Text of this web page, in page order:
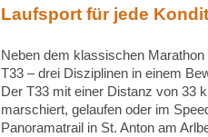
Laufsport für jede
Neben dem klassischen
T33 – drei Disziplinen in einem
Der T33 mit einer Distanz von 33
marschiert, gelaufen oder im
Panoramatrail in St. Anton am